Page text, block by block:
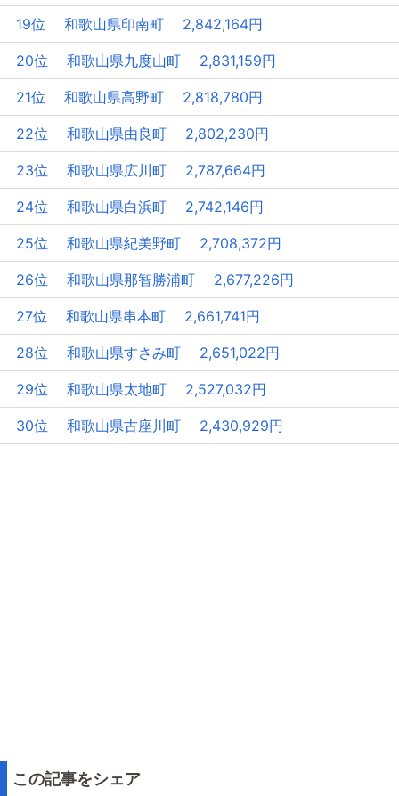
19位 和歌山県印南町 2,842,164円
20位 和歌山県九度山町 2,831,159円
21位 和歌山県高野町 2,818,780円
22位 和歌山県由良町 2,802,230円
23位 和歌山県広川町 2,787,664円
24位 和歌山県白浜町 2,742,146円
25位 和歌山県紀美野町 2,708,372円
26位 和歌山県那智勝浦町 2,677,226円
27位 和歌山県串本町 2,661,741円
28位 和歌山県すさみ町 2,651,022円
29位 和歌山県太地町 2,527,032円
30位 和歌山県古座川町 2,430,929円
この記事をシェア